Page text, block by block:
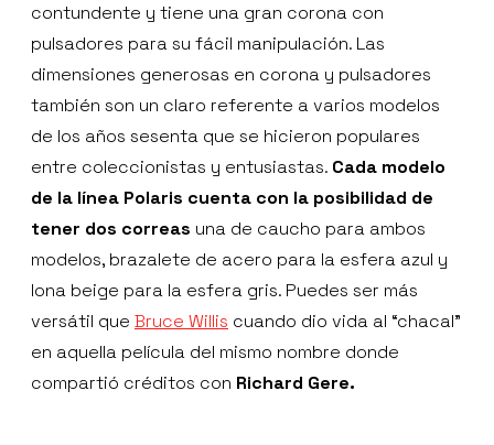
contundente y tiene una gran corona con
pulsadores para su fácil manipulación. Las
dimensiones generosas en corona y pulsadores
también son un claro referente a varios modelos
de los años sesenta que se hicieron populares
entre coleccionistas y entusiastas. Cada modelo
de la línea Polaris cuenta con la posibilidad de
tener dos correas una de caucho para ambos
modelos, brazalete de acero para la esfera azul y
lona beige para la esfera gris. Puedes ser más
versátil que Bruce Willis cuando dio vida al “chacal”
en aquella película del mismo nombre donde
compartió créditos con Richard Gere.